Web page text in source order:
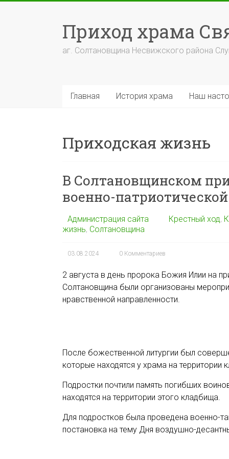
Приход храма
аг. Солтановщина Несвижского района
Главная История храма Наш
Приходская жизнь
В Солтановщинском
военно-
Администрация сайта Крестный ход,
жизнь, Солтановщина
03.08.2024 0 Комментариев
2 августа в день пророка Божия Илии на
Солтановщина были организованы
нравственной направленности.
После божественной литургии был
которые находятся у храма на
Подростки почтили память погибших
находятся на территории этого кладбища.
Для подростков была проведена военно-
постановка на тему Дня воздушно-